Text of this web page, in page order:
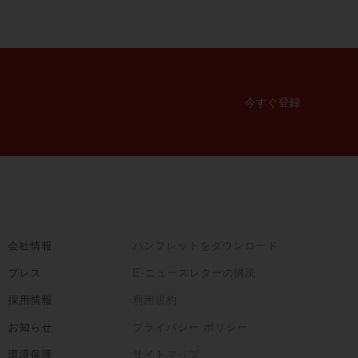
今すぐ登録
会社情報
プレス
採用情報
お知らせ
環境保護